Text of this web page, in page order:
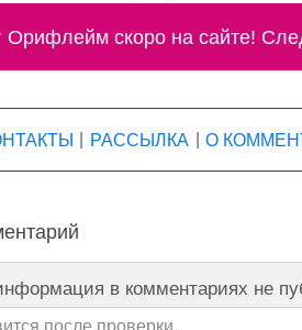
Орифлейм скоро на сайте!
РАССЫЛКА О
в комментариях не
после проверки.